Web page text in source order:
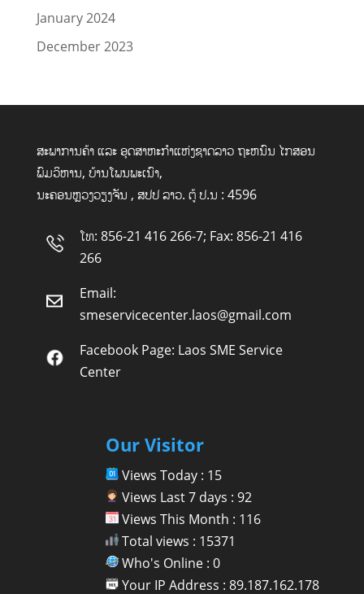
January 2024
December 2023
ສະພາການຄ້າ ແລະ ອຸດສາຫະກໍາແຫ່ງຊາດລາວ ຖະຫນົນ ໄກສອນ
ພົມວິຫານ, ບ້ານໂພນພະເນົາ,
ນະຄອນຫຼວງວຽງຈັນ , ສປປ ລາວ. ຕູ້ ປ.ນ : 4596
ໂທ: 856-21 416 266-7; Fax: 856-21 416
266
Email:
smeservicecenter.laos@gmail.com
Facebook Page: Laos SME Service
Center
Our Visitor
Views Today : 15
Views Last 7 days : 92
Views This Month : 116
Total views : 15371
Who's Online : 0
Your IP Address : 89.187.162.178